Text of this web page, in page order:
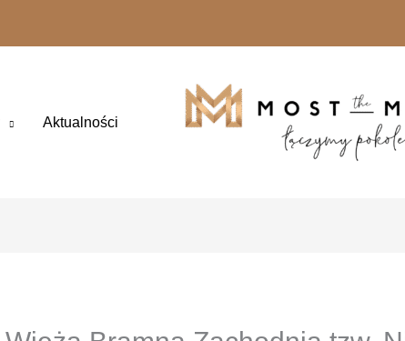
Aktualności